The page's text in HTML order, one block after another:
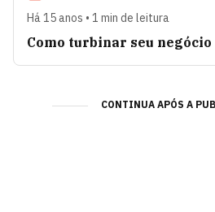
Há 15 anos • 1 min de leitura
Como turbinar seu negócio
CONTINUA APÓS A